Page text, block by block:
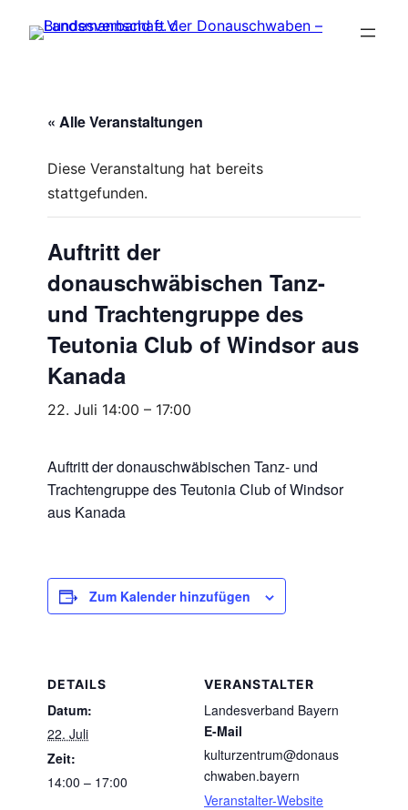
« Alle Veranstaltungen
Diese Veranstaltung hat bereits
stattgefunden.
Auftritt der
donauschwäbischen Tanz-
und Trachtengruppe des
Teutonia Club of Windsor aus
Kanada
22. Juli 14:00 – 17:00
Auftritt der donauschwäbischen Tanz- und
Trachtengruppe des Teutonia Club of Windsor
aus Kanada
Zum Kalender hinzufügen
DETAILS
Datum:
22. Juli
Zeit:
14:00 – 17:00
VERANSTALTER
Landesverband Bayern
E-Mail
kulturzentrum@donaus
chwaben.bayern
Veranstalter-Website